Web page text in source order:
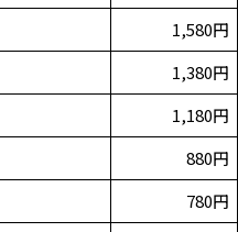
1,580円
1,380円
1,180円
880円
780円